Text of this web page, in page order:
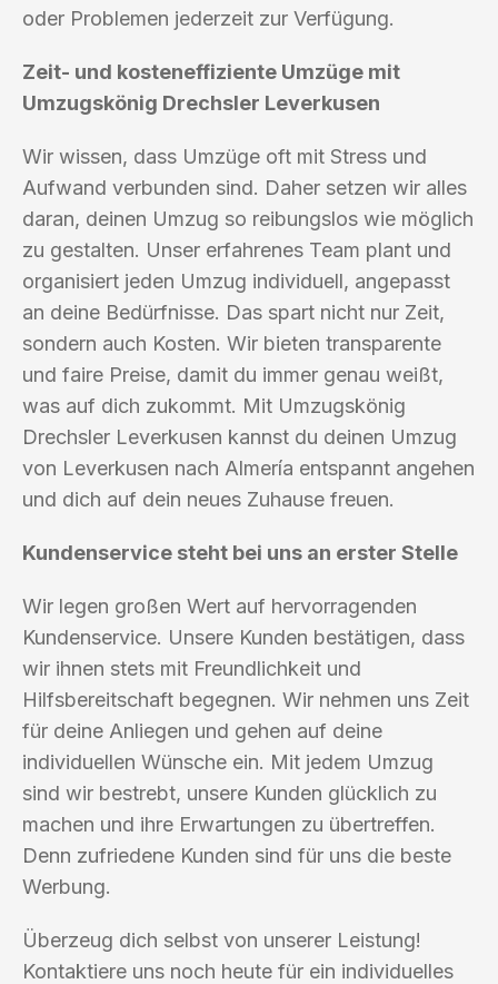
oder Problemen jederzeit zur Verfügung.
Zeit- und kosteneffiziente Umzüge mit
Umzugskönig Drechsler Leverkusen
Wir wissen, dass Umzüge oft mit Stress und
Aufwand verbunden sind. Daher setzen wir alles
daran, deinen Umzug so reibungslos wie möglich
zu gestalten. Unser erfahrenes Team plant und
organisiert jeden Umzug individuell, angepasst
an deine Bedürfnisse. Das spart nicht nur Zeit,
sondern auch Kosten. Wir bieten transparente
und faire Preise, damit du immer genau weißt,
was auf dich zukommt. Mit Umzugskönig
Drechsler Leverkusen kannst du deinen Umzug
von Leverkusen nach Almería entspannt angehen
und dich auf dein neues Zuhause freuen.
Kundenservice steht bei uns an erster Stelle
Wir legen großen Wert auf hervorragenden
Kundenservice. Unsere Kunden bestätigen, dass
wir ihnen stets mit Freundlichkeit und
Hilfsbereitschaft begegnen. Wir nehmen uns Zeit
für deine Anliegen und gehen auf deine
individuellen Wünsche ein. Mit jedem Umzug
sind wir bestrebt, unsere Kunden glücklich zu
machen und ihre Erwartungen zu übertreffen.
Denn zufriedene Kunden sind für uns die beste
Werbung.
Überzeug dich selbst von unserer Leistung!
Kontaktiere uns noch heute für ein individuelles